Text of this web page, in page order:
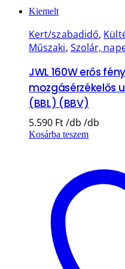
Kiemelt
Kert/szabadidő,
Műszaki, Szolár,
JWL 160W erős
mozgásérzékelős
(BBL) (BBV)
5.590 Ft
Kosárba teszem